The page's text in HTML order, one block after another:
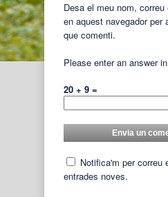
Desa el meu nom,
en aquest navegador per
que comenti.
Please enter an answer
20 + 9 =
Notifica'm per correu
entrades noves.